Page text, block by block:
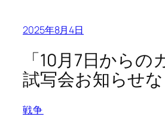
2025年8月4日
「10月7日からの
試写会お知らせ
戦争